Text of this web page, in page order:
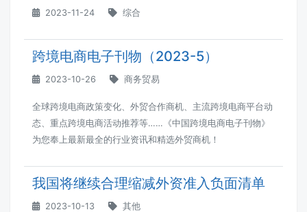
2023-11-24 综合
跨境电商电子刊物（2023-5）
2023-10-26 商务贸易
全球跨境电商政策变化、外贸合作商机、主流跨境电商平台动
态、重点跨境电商活动推荐等……《中国跨境电商电子刊物》
为您奉上最新最全的行业资讯和精选外贸商机！
我国将继续合理缩减外资准入负面清单
2023-10-13 其他